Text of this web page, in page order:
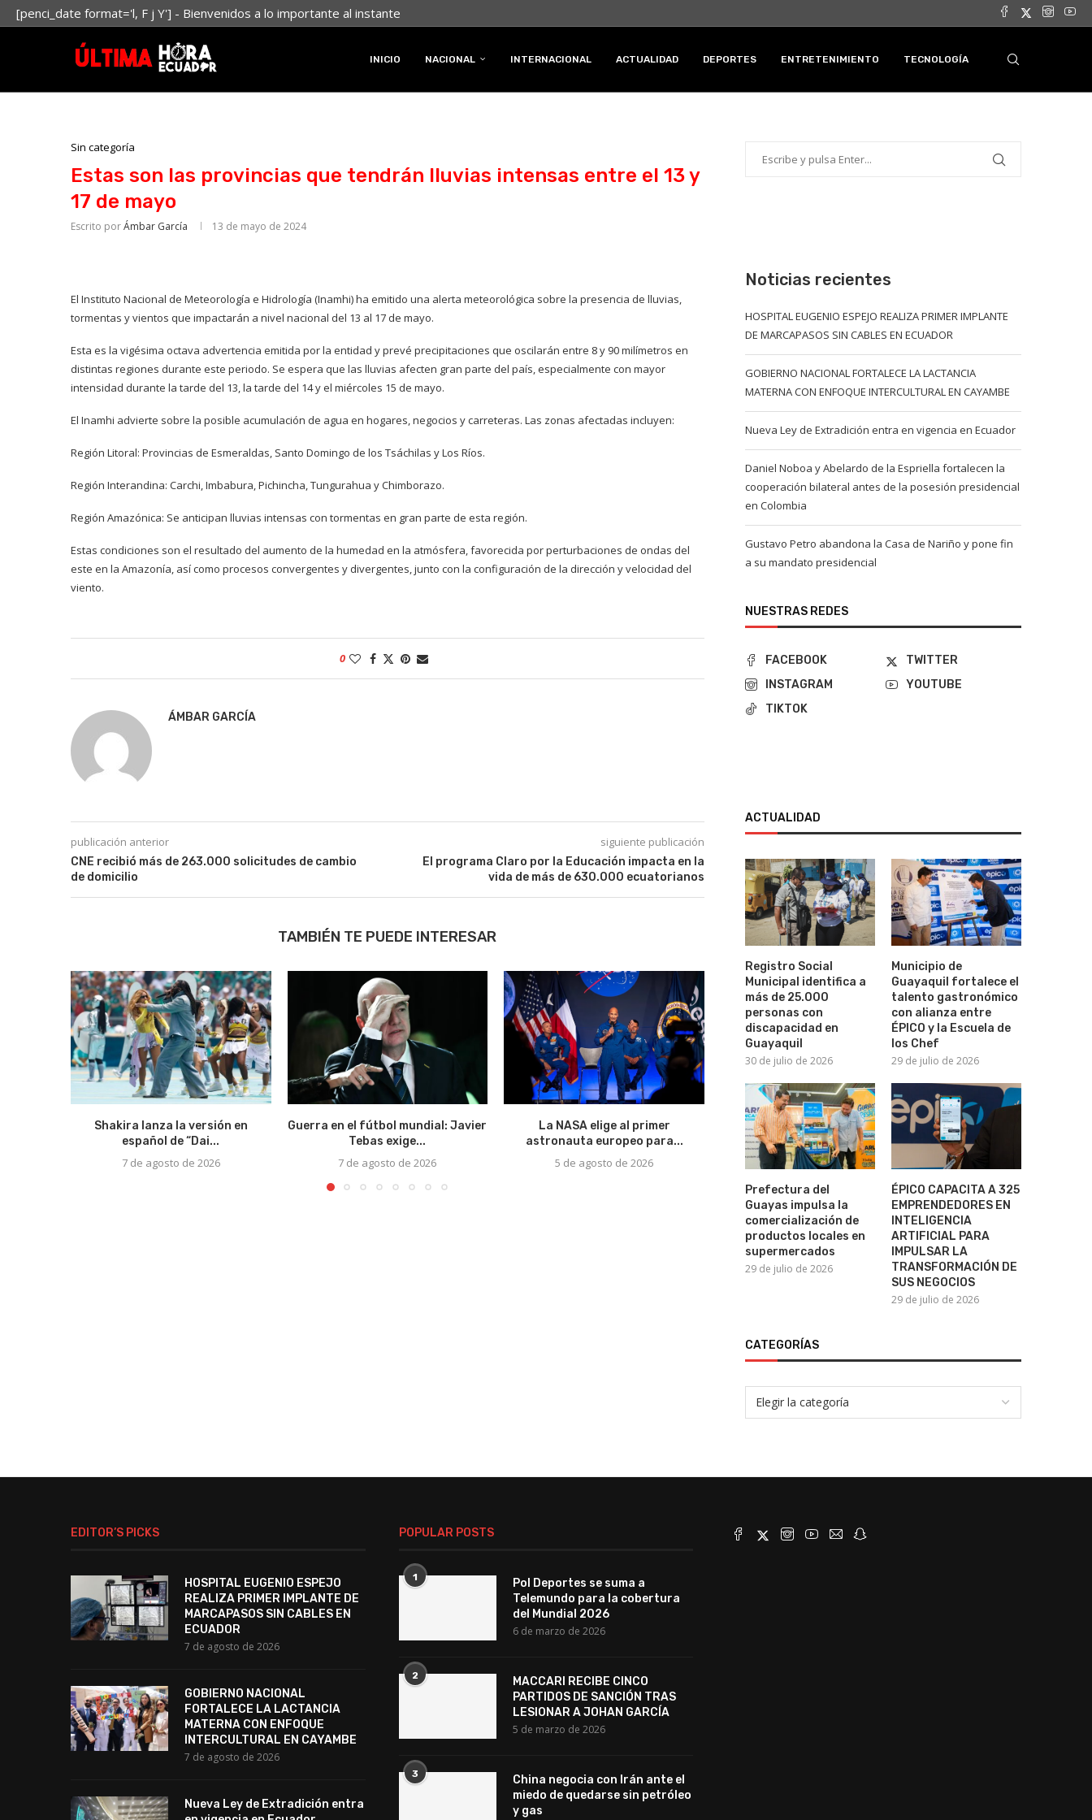
[penci_date format='l, F j Y'] - Bienvenidos a lo importante al instante
INICIO NACIONAL INTERNACIONAL ACTUALIDAD DEPORTES ENTRETENIMIENTO TECNOLOGÍA
Sin categoría
Estas son las provincias que tendrán lluvias intensas entre el 13 y
17 de mayo
Escrito porÁmbar García 13 de mayo de 2024
El Instituto Nacional de Meteorología e Hidrología (Inamhi) ha emitido una alerta meteorológica sobre la presencia de lluvias,
tormentas y vientos que impactarán a nivel nacional del 13 al 17 de mayo.
Esta es la vigésima octava advertencia emitida por la entidad y prevé precipitaciones que oscilarán entre 8 y 90 milímetros en
distintas regiones durante este periodo. Se espera que las lluvias afecten gran parte del país, especialmente con mayor
intensidad durante la tarde del 13, la tarde del 14 y el miércoles 15 de mayo.
El Inamhi advierte sobre la posible acumulación de agua en hogares, negocios y carreteras. Las zonas afectadas incluyen:
Región Litoral: Provincias de Esmeraldas, Santo Domingo de los Tsáchilas y Los Ríos.
Región Interandina: Carchi, Imbabura, Pichincha, Tungurahua y Chimborazo.
Región Amazónica: Se anticipan lluvias intensas con tormentas en gran parte de esta región.
Estas condiciones son el resultado del aumento de la humedad en la atmósfera, favorecida por perturbaciones de ondas del
este en la Amazonía, así como procesos convergentes y divergentes, junto con la configuración de la dirección y velocidad del
viento.
0
ÁMBAR GARCÍA
publicación anterior
CNE recibió más de 263.000 solicitudes de cambio
de domicilio
siguiente publicación
El programa Claro por la Educación impacta en la
vida de más de 630.000 ecuatorianos
TAMBIÉN TE PUEDE INTERESAR
Shakira lanza la versión en
español de “Dai...
7 de agosto de 2026
Guerra en el fútbol mundial: Javier
Tebas exige...
7 de agosto de 2026
La NASA elige al primer
astronauta europeo para...
5 de agosto de 2026
¡Elton John cumple 36 años sin
beber alcohol!
30 de julio de 2026
Nicolás Maduro
nuevamente ante la
Noticias recientes
HOSPITAL EUGENIO ESPEJO REALIZA PRIMER IMPLANTE
DE MARCAPASOS SIN CABLES EN ECUADOR
GOBIERNO NACIONAL FORTALECE LA LACTANCIA
MATERNA CON ENFOQUE INTERCULTURAL EN CAYAMBE
Nueva Ley de Extradición entra en vigencia en Ecuador
Daniel Noboa y Abelardo de la Espriella fortalecen la
cooperación bilateral antes de la posesión presidencial
en Colombia
Gustavo Petro abandona la Casa de Nariño y pone fin
a su mandato presidencial
NUESTRAS REDES
FACEBOOK
TWITTER
INSTAGRAM
YOUTUBE
TIKTOK
ACTUALIDAD
Registro Social
Municipal identifica a
más de 25.000
personas con
discapacidad en
Guayaquil
30 de julio de 2026
Municipio de
Guayaquil fortalece el
talento gastronómico
con alianza entre
ÉPICO y la Escuela de
los Chef
29 de julio de 2026
Prefectura del
Guayas impulsa la
comercialización de
productos locales en
supermercados
29 de julio de 2026
ÉPICO CAPACITA A 325
EMPRENDEDORES EN
INTELIGENCIA
ARTIFICIAL PARA
IMPULSAR LA
TRANSFORMACIÓN DE
SUS NEGOCIOS
29 de julio de 2026
CATEGORÍAS
EDITOR’S PICKS
HOSPITAL EUGENIO ESPEJO
REALIZA PRIMER IMPLANTE DE
MARCAPASOS SIN CABLES EN
ECUADOR
7 de agosto de 2026
GOBIERNO NACIONAL
FORTALECE LA LACTANCIA
MATERNA CON ENFOQUE
INTERCULTURAL EN CAYAMBE
7 de agosto de 2026
Nueva Ley de Extradición entra
POPULAR POSTS
1
Pol Deportes se suma a
Telemundo para la cobertura
del Mundial 2026
6 de marzo de 2026
2
MACCARI RECIBE CINCO
PARTIDOS DE SANCIÓN TRAS
LESIONAR A JOHAN GARCÍA
5 de marzo de 2026
3
China negocia con Irán ante el
miedo de quedarse sin petróleo
y gas